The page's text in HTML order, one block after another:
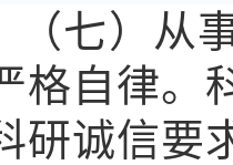
（七）从
格自律。
研诚信要